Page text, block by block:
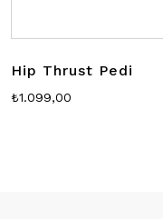
Hip Thrust Pedi
₺1.099,00